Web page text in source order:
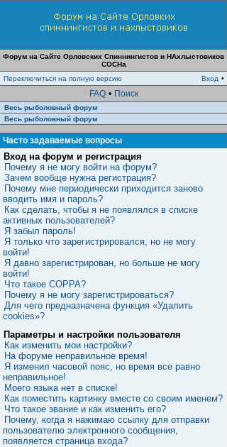
Форум на Сайте Орловских Спиннингистов и НАхлыстовиков
СОСНа
Переключиться на полную версию
Вход •
FAQ • Поиск
Весь рыболовный форум
Весь рыболовный форум
Часто задаваемые вопросы
Вход на форум и регистрация
Почему я не могу войти на форум?
Зачем вообще нужна регистрация?
Почему мне периодически приходится заново
вводить имя и пароль?
Как сделать, чтобы я не появлялся в списке
активных пользователей?
Я забыл пароль!
Я только что зарегистрировался, но не могу
войти!
Я давно зарегистрирован, но больше не могу
войти!
Что такое COPPA?
Почему я не могу зарегистрироваться?
Для чего предназначена функция «Удалить
cookies»?
Параметры и настройки пользователя
Как изменить мои настройки?
На форуме неправильное время!
Я изменил часовой пояс, но время все равно
неправильное!
Моего языка нет в списке!
Как поместить картинку вместе со своим именем?
Что такое звание и как изменить его?
Почему, когда я нажимаю ссылку для отправки
пользователю электронного сообщения,
появляется страница входа?